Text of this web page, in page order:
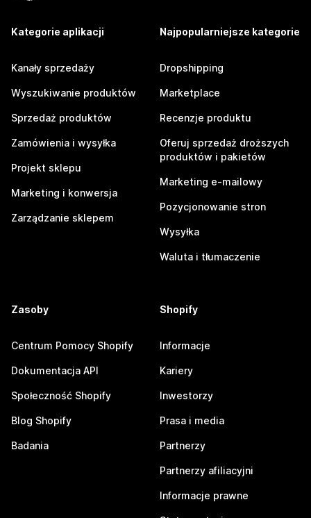
Kategorie aplikacji
Kanały sprzedaży
Wyszukiwanie produktów
Sprzedaż produktów
Zamówienia i wysyłka
Projekt sklepu
Marketing i konwersja
Zarządzanie sklepem
Najpopularniejsze kategorie
Dropshipping
Marketplace
Recenzje produktu
Oferuj sprzedaż droższych
produktów i pakietów
Marketing e-mailowy
Pozycjonowanie stron
Wysyłka
Waluta i tłumaczenie
Zasoby
Centrum Pomocy Shopify
Dokumentacja API
Społeczność Shopify
Blog Shopify
Badania
Shopify
Informacje
Kariery
Inwestorzy
Prasa i media
Partnerzy
Partnerzy afiliacyjni
Informacje prawne